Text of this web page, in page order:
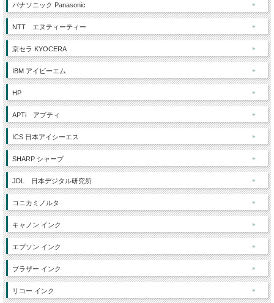
パナソニック Panasonic
NTT エヌティーティー
京セラ KYOCERA
IBM アイビーエム
HP
APTi アプティ
ICS 日本アイシーエス
SHARP シャープ
JDL 日本デジタル研究所
コニカミノルタ
キャノン インク
エプソン インク
ブラザー インク
リコー インク